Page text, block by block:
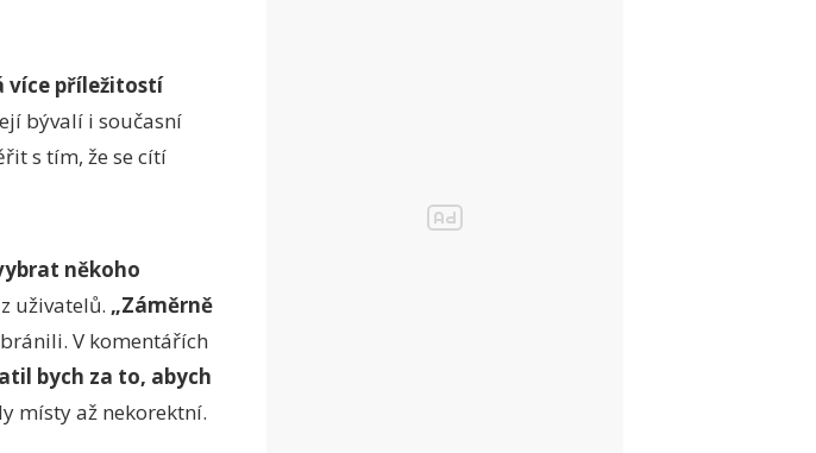
více příležitostí
bývalí i současní
s tím, že se cítí
někoho
uživatelů. „Záměrně
V komentářích
bych za to, abych
místy až nekorektní.